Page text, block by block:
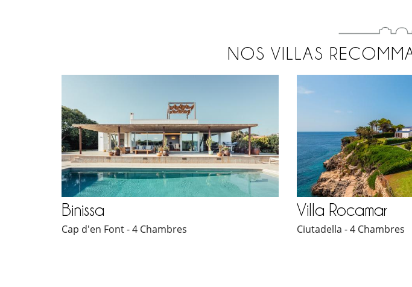
NOS VILLAS
Binissa
Cap d'en Font - 4 Chambres
Villa Rocamar
Ciutadella - 4 Chambres